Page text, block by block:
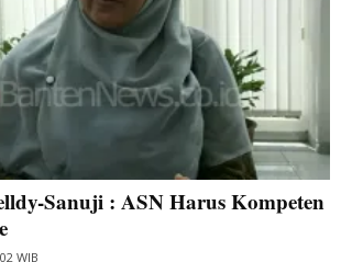
Sanuji : ASN Harus Kompeten
WIB